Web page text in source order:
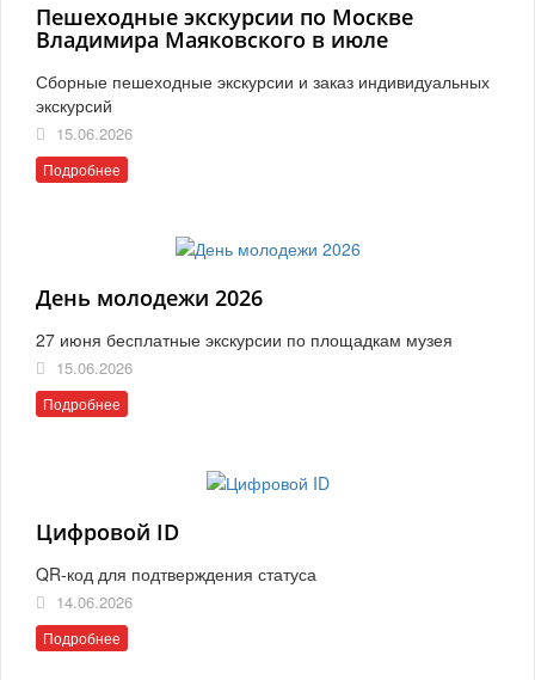
Пешеходные экскурсии по Москве
Владимира Маяковского в июле
Сборные пешеходные экскурсии и заказ индивидуальных
экскурсий
15.06.2026
Подробнее
День молодежи 2026
27 июня бесплатные экскурсии по площадкам музея
15.06.2026
Подробнее
Цифровой ID
QR-код для подтверждения статуса
14.06.2026
Подробнее